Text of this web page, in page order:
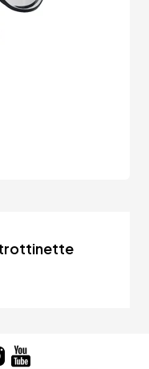
trottinette